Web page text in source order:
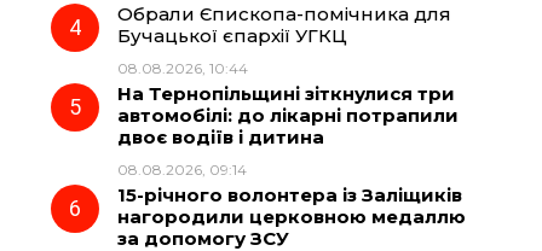
Обрали Єпископа-помічника для
Бучацької єпархії УГКЦ
08.08.2026, 10:44
На Тернопільщині зіткнулися три
автомобілі: до лікарні потрапили
двоє водіїв і дитина
08.08.2026, 09:14
15-річного волонтера із Заліщиків
нагородили церковною медаллю
за допомогу ЗСУ